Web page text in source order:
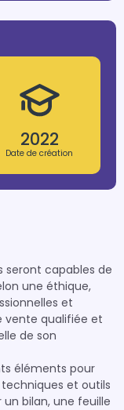
2022
Date de création
seront capables de
une éthique,
et
vente qualifiée et
de son
éléments pour
et outils
bilan, une feuille